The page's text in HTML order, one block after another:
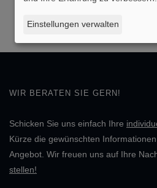
WIR BERATEN SIE GERN!
Schicken Sie uns einfach Ihre
Kürze die gewünschten
Angebot. Wir freuen uns auf Ihre
stellen!
Einstellungen verwalten